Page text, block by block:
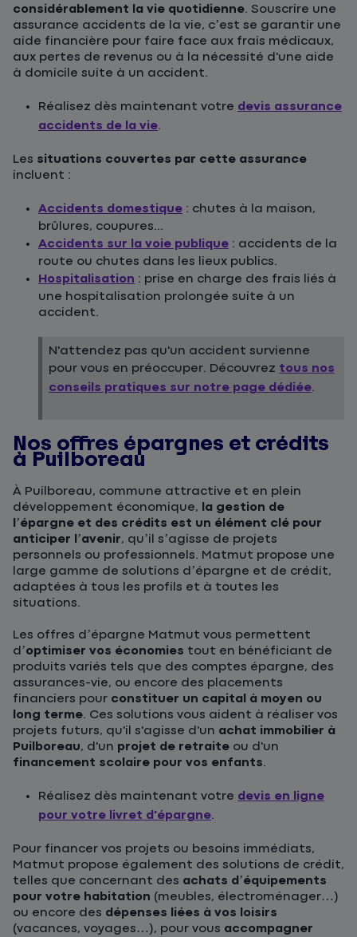
considérablement la vie quotidienne. Souscrire une
assurance accidents de la vie, c’est se garantir une
aide financière pour faire face aux frais médicaux,
aux pertes de revenus ou à la nécessité d'une aide
à domicile suite à un accident.
Réalisez dès maintenant votre devis assurance
accidents de la vie.
Les situations couvertes par cette assurance
incluent :
Accidents domestique : chutes à la maison,
brûlures, coupures...
Accidents sur la voie publique : accidents de la
route ou chutes dans les lieux publics.
Hospitalisation : prise en charge des frais liés à
une hospitalisation prolongée suite à un
accident.
N'attendez pas qu'un accident survienne
pour vous en préoccuper. Découvrez tous nos
conseils pratiques sur notre page dédiée.
Nos offres épargnes et crédits
à Puilboreau
À Puilboreau, commune attractive et en plein
développement économique, la gestion de
l’épargne et des crédits est un élément clé pour
anticiper l’avenir, qu’il s’agisse de projets
personnels ou professionnels. Matmut propose une
large gamme de solutions d’épargne et de crédit,
adaptées à tous les profils et à toutes les
situations.
Les offres d’épargne Matmut vous permettent
d’optimiser vos économies tout en bénéficiant de
produits variés tels que des comptes épargne, des
assurances-vie, ou encore des placements
financiers pour constituer un capital à moyen ou
long terme. Ces solutions vous aident à réaliser vos
projets futurs, qu'il s'agisse d'un achat immobilier à
Puilboreau, d'un projet de retraite ou d'un
financement scolaire pour vos enfants.
Réalisez dès maintenant votre devis en ligne
pour votre livret d'épargne.
Pour financer vos projets ou besoins immédiats,
Matmut propose également des solutions de crédit,
telles que concernant des achats d’équipements
pour votre habitation (meubles, électroménager…)
ou encore des dépenses liées à vos loisirs
(vacances, voyages…), pour vous accompagner